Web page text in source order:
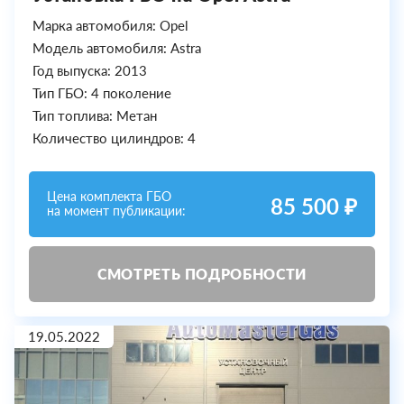
Марка автомобиля: Opel
Модель автомобиля: Astra
Год выпуска: 2013
Тип ГБО: 4 поколение
Тип топлива: Метан
Количество цилиндров: 4
Цена комплекта ГБО
на момент публикации:
85 500 ₽
СМОТРЕТЬ ПОДРОБНОСТИ
19.05.2022